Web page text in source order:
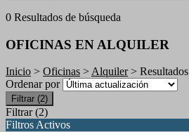
0 Resultados de búsqueda
OFICINAS EN ALQUILER
Inicio > Oficinas >Alquiler> Resultados
Ordenar por
Filtrar (2)
Filtrar (2)
Filtros Activos